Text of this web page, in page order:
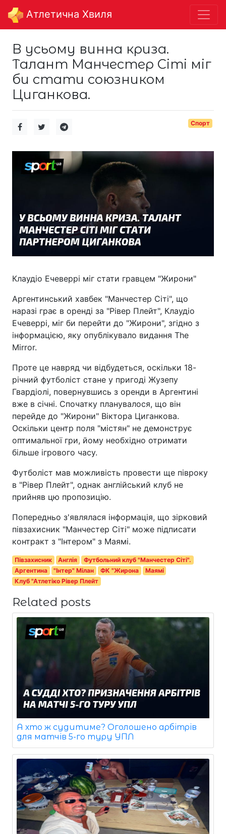
Aтлетична Хвиля
В усьому винна криза.
Талант Манчестер Сіті міг
би стати союзником
Циганкова.
Спорт
Клаудіо Ечеверрі міг стати гравцем "Жирони"
Аргентинський хавбек "Манчестер Сіті", що
наразі грає в оренді за "Рівер Плейт", Клаудіо
Ечеверрі, міг би перейти до "Жирони", згідно з
інформацією, яку опублікувало видання The
Mirror.
Проте це навряд чи відбудеться, оскільки 18-
річний футболіст стане у пригоді Жузепу
Гвардіолі, повернувшись з оренди в Аргентині
вже в січні. Спочатку планувалося, що він
перейде до "Жирони" Віктора Циганкова.
Оскільки центр поля "містян" не демонструє
оптимальної гри, йому необхідно отримати
більше ігрового часу.
Футболіст мав можливість провести ще півроку
в "Рівер Плейт", однак англійський клуб не
прийняв цю пропозицію.
Попередньо з'являлася інформація, що зірковий
півзахисник "Манчестер Сіті" може підписати
контракт з "Інтером" з Маямі.
Півзахисник Англія
Футбольний клуб "Манчестер Сіті".
Аргентина
"Інтер" Мілан ФК "Жирона
Маямі
Клуб "Атлетіко Рівер Плейт
Related posts
А хто ж судитиме? Оголошено арбітрів
для матчів 5-го туру УПЛ